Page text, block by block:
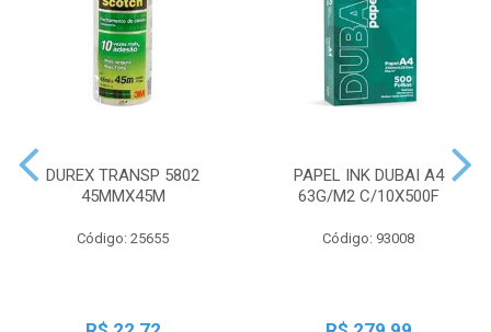
DUREX TRANSP 5802
45MMX45M
Código: 25655
PAPEL INK DUBAI A4
63G/M2 C/10X500F
Código: 93008